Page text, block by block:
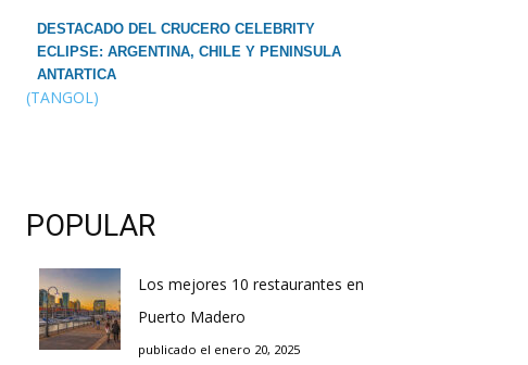
DESTACADO DEL CRUCERO CELEBRITY
ECLIPSE: ARGENTINA, CHILE Y PENINSULA
ANTARTICA
(TANGOL)
POPULAR
Los mejores 10 restaurantes en
Puerto Madero
publicado el enero 20, 2025